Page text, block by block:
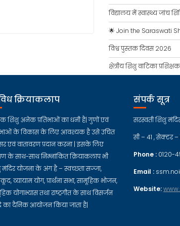
विद्यालय में स्वास्थ्य जांच
🌟 Join the Saraswati
विश्व पुस्तक दिवस 2026
क्षेत्रीय शिशु वाटिका
क्रियाकलाप
शिशु अनेक प्रतिभाओं का धनी है| गुणों एवं
के विकास के लिए आवश्यक है उसे उचित
एवं वातावरण प्रदान करना | इसके लिए
के साथ-साथ निम्नांकित क्रियाकलाप भी
मंदिर योजना के अंग है – स्वच्छता सज्जा,
व्यायाम योग, प्रार्थना सभा, सामूहिक भोजन,
योगाभ्यास तथा राष्ट्रगीत के साथ विसर्जन
का दैनिक आयोजन किया जाता है|
संपर्क सूत्र
सरस्वती शिशु
सी – 41 , सेक्टर –
Phone : 0120-
Email :
Website: